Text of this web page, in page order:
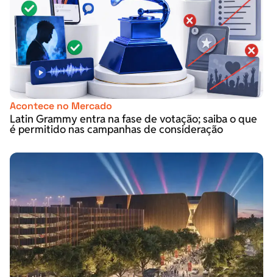
Acontece no Mercado
Latin Grammy entra na fase de votação; saiba o que
é permitido nas campanhas de consideração